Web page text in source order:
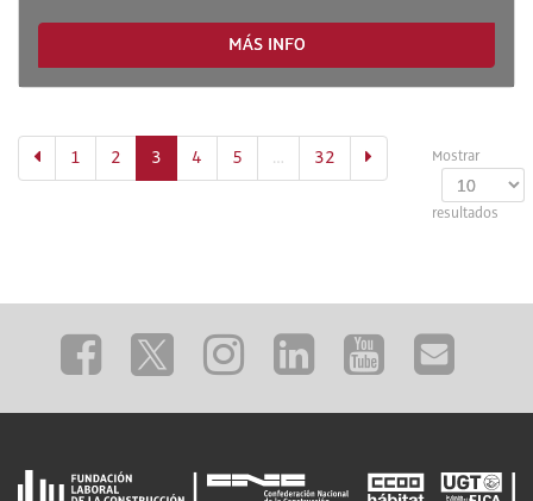
MÁS INFO
Mostrar
resultados
1 2 3 (actual)
4 5 … 32